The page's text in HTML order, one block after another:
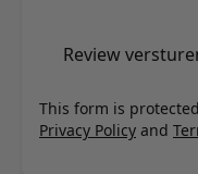
Review
This form is
Privacy Policy and